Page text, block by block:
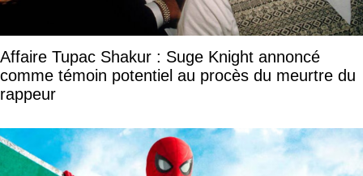
Affaire Tupac Shakur : Suge Knight annoncé
comme témoin potentiel au procès du meurtre du
rappeur